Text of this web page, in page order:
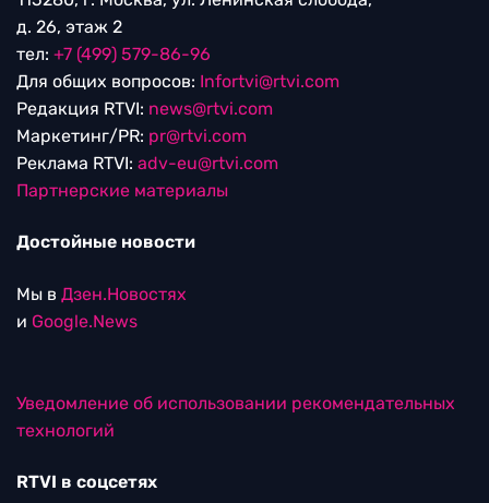
д. 26, этаж 2
тел: +7 (499) 579-86-96
Для общих вопросов: Infortvi@rtvi.com
Редакция RTVI: news@rtvi.com
Маркетинг/PR: pr@rtvi.com
Реклама RTVI: adv-eu@rtvi.com
Партнерские материалы
Достойные новости
Мы в Дзен.Новостях
и Google.News
Уведомление об использовании рекомендательных
технологий
RTVI в соцсетях